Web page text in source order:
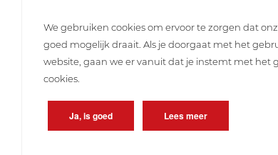
We gebruiken cookies om ervoor te zorgen dat
goed mogelijk draait. Als je doorgaat met het
website, gaan we er vanuit dat je instemt met het
cookies.
Ja, is goed Lees meer